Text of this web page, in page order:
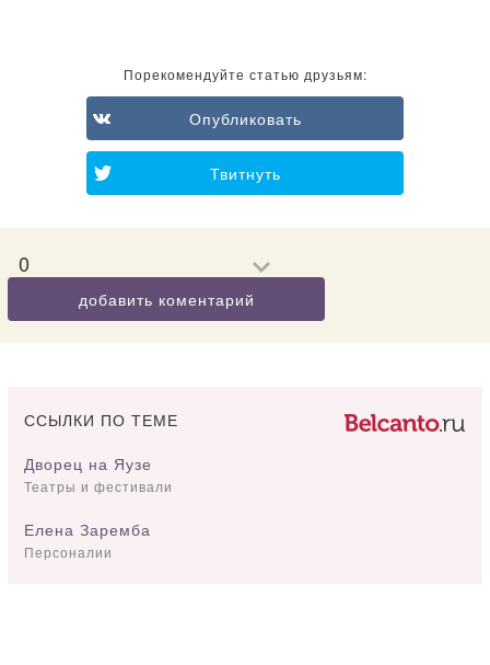
Порекомендуйте статью друзьям:
Опубликовать
Твитнуть
0
добавить коментарий
ССЫЛКИ ПО ТЕМЕ
Дворец на Яузе
Театры и фестивали
Елена Заремба
Персоналии